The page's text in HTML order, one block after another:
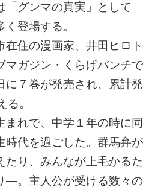
「グンマの真実」として
く登場する。
在住の漫画家、井田ヒロト
マガジン・くらげバンチで
に７巻が発売され、累計発
。
まれで、中学１年の時に同
時代を過ごした。群馬弁が
たり、みんなが上毛かるた
―。主人公が受ける数々の